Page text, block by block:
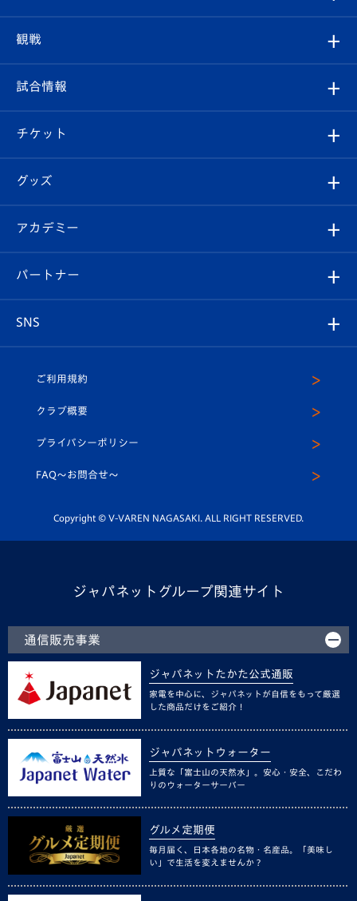
クラブ
試合情報
チケット
イベント
メディア
ホームタウン
クラブ概要
エンブレム紹介
スタッフプロフィール
マスコット紹介
平和祈念活動
ホームタウン活動
観戦
観戦ルール
はじめての観戦ガイド
Revive Team
ヴィヴィくんの長崎おもてなしガイド
試合情報
試合日程/結果
フォトギャラリー
スタジアムグルメ
チケット
チケット
V-LOVERS（ファンクラブ）
プレイヤーズスイート
グッズ
オンラインショップ
店舗情報
アカデミー
育成からのお知らせ
U-18
スクール
パートナー
SNS
ヴィヴィくんインスタグラム
公式LINE＠
ご利用規約
クラブ概要
プライバシーポリシー
FAQ〜お問合せ〜
Copyright © V-VAREN NAGASAKI. ALL RIGHT RESERVED.
ジャパネットグループ関連サイト
通信販売事業
ジャパネットたかた公式通販
家電を中心に、ジャパネットが自信をもって厳選
した商品だけをご紹介！
ジャパネットウォーター
上質な「富士山の天然水」。安心・安全、こだわ
りのウォーターサーバー
グルメ定期便
毎月届く、日本各地の名物・名産品。「美味し
い」で生活を変えませんか？